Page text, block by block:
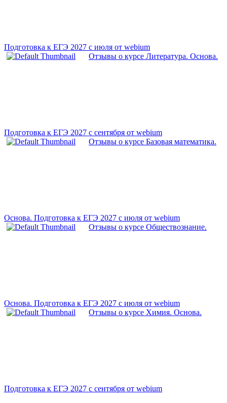
Подготовка к ЕГЭ 2027 с июля от webium
Отзывы о курсе Литература. Основа.
Подготовка к ЕГЭ 2027 с сентября от webium
Отзывы о курсе Базовая математика.
Основа. Подготовка к ЕГЭ 2027 с июля от webium
Отзывы о курсе Обществознание.
Основа. Подготовка к ЕГЭ 2027 с июля от webium
Отзывы о курсе Химия. Основа.
Подготовка к ЕГЭ 2027 с сентября от webium